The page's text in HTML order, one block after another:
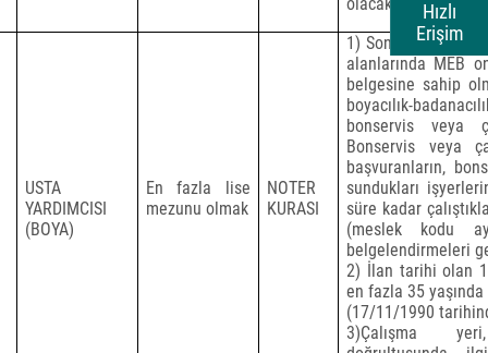
Hızlı
Erişim
USTA
YARDIMCISI
(BOYA)
En fazla lise
mezunu olmak
NOTER
KURASI
1) Son başvuru
alanlarında MEB
belgesine sahip
boyacılık-
bonservis veya
Bonservis veya
başvuranların,
sundukları
süre kadar
(meslek kodu
belgelendirmeleri
2) İlan tarihi olan
en fazla 35
(17/11/1990
3)Çalışma